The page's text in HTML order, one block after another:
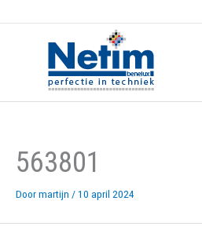
563801
Doormartijn /10 april 2024